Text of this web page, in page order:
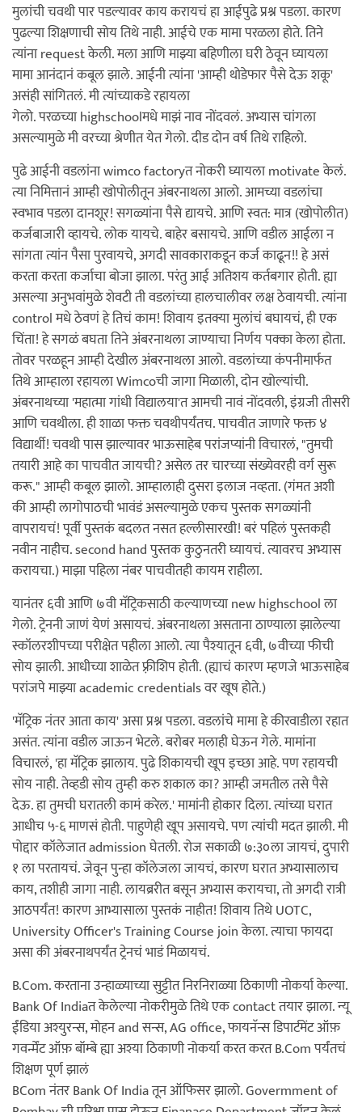
मुलांची चवथी पार पडल्यावर काय करायचं हा आईपुढे प्रश्न पडला. कारण
पुढल्या शिक्षणाची सोय तिथे नाही. आईचे एक मामा परळला होते. तिने
त्यांना request केली. मला आणि माझ्या बहिणीला घरी ठेवून घ्यायला
मामा आनंदानं कबूल झाले. आईनी त्यांना 'आम्ही थोडेफार पैसे देऊ शकू'
असंही सांगितलं. मी त्यांच्याकडे रहायला
गेलो. परळच्या highschoolमधे माझं नाव नोंदवलं. अभ्यास चांगला
असल्यामुळे मी वरच्या श्रेणीत येत गेलो. दीड दोन वर्ष तिथे राहिलो.
पुढे आईनी वडलांना wimco factoryत नोकरी घ्यायला motivate केलं.
त्या निमित्तानं आम्ही खोपोलीतून अंबरनाथला आलो. आमच्या वडलांचा
स्वभाव पडला दानशूर! सगळ्यांना पैसे द्यायचे. आणि स्वत: मात्र (खोपोलीत)
कर्जबाजारी व्हायचे. लोक यायचे. बाहेर बसायचे. आणि वडील आईला न
सांगता त्यांन पैसा पुरवायचे, अगदी सावकाराकडून कर्ज काढून!! हे असं
करता करता कर्जाचा बोजा झाला. परंतु आई अतिशय कर्तबगार होती. ह्या
असल्या अनुभवांमुळे शेवटी ती वडलांच्या हालचालीवर लक्ष ठेवायची. त्यांना
control मधे ठेवणं हे तिचं काम! शिवाय इतक्या मुलांचं बघायचं, ही एक
चिंता! हे सगळं बघता तिने अंबरनाथला जाण्याचा निर्णय पक्का केला होता.
तोवर परळहून आम्ही देखील अंबरनाथला आलो. वडलांच्या कंपनीमार्फत
तिथे आम्हाला रहायला Wimcoची जागा मिळाली, दोन खोल्यांची.
अंबरनाथच्या 'महात्मा गांधी विद्यालया'त आमची नावं नोंदवली, इंग्रजी तीसरी
आणि चवथीला. ही शाळा फक्त चवथीपर्यंतच. पाचवीत जाणारे फक्त ४
विद्यार्थी! चवथी पास झाल्यावर भाऊसाहेब परांजप्यांनी विचारलं, "तुमची
तयारी आहे का पाचवीत जायची? असेल तर चारच्या संख्येवरही वर्ग सुरू
करू." आम्ही कबूल झालो. आम्हालाही दुसरा इलाज नव्हता. (गंमत अशी
की आम्ही लागोपाठची भावंडं असल्यामुळे एकच पुस्तक सगळ्यांनी
वापरायचं! पूर्वी पुस्तकं बदलत नसत हल्लीसारखी! बरं पहिलं पुस्तकही
नवीन नाहीच. second hand पुस्तक कुठुनतरी घ्यायचं. त्यावरच अभ्यास
करायचा.) माझा पहिला नंबर पाचवीतही कायम राहीला.
यानंतर ६वी आणि ७वी मॅट्रिकसाठी कल्याणच्या new highschool ला
गेलो. ट्रेननी जाणं येणं असायचं. अंबरनाथला असताना ठाण्याला झालेल्या
स्कॉलरशीपच्या परीक्षेत पहीला आलो. त्या पैश्यातून ६वी, ७वीच्या फीची
सोय झाली. आधीच्या शाळेत फ़्रीशिप होती. (ह्याचं कारण म्हणजे भाऊसाहेब
परांजपे माझ्या academic credentials वर खूष होते.)
'मॅट्रिक नंतर आता काय' असा प्रश्न पडला. वडलांचे मामा हे कीरवाडीला रहात
असंत. त्यांना वडील जाऊन भेटले. बरोबर मलाही घेऊन गेले. मामांना
विचारलं, 'हा मॅट्रिक झालाय. पुढे शिकायची खूप इच्छा आहे. पण रहायची
सोय नाही. तेव्हडी सोय तुम्ही करु शकाल का? आम्ही जमतील तसे पैसे
देऊ. हा तुमची घरातली कामं करेल.' मामांनी होकार दिला. त्यांच्या घरात
आधीच ५-६ माणसं होती. पाहुणेही खूप असायचे. पण त्यांची मदत झाली. मी
पोद्दार कॉलेजात admission घेतली. रोज सकाळी ७:३०ला जायचं, दुपारी
१ ला परतायचं. जेवून पुन्हा कॉलेजला जायचं, कारण घरात अभ्यासालाच
काय, तशीही जागा नाही. लायब्ररीत बसून अभ्यास करायचा, तो अगदी रात्री
आठपर्यंत! कारण आभ्यासाला पुस्तकं नाहीत! शिवाय तिथे UOTC,
University Officer's Training Course join केला. त्याचा फायदा
असा की अंबरनाथपर्यंत ट्रेनचं भाडं मिळायचं.
B.Com. करताना उन्हाळ्याच्या सुट्टीत निरनिराळ्या ठिकाणी नोकर्या केल्या.
Bank Of Indiaत केलेल्या नोकरीमुळे तिथे एक contact तयार झाला. न्यू
ईंडिया अश्युरन्स, मोहन and सन्स, AG office, फायनॅन्स डिपार्टमेंट ऑफ़
गवर्न्मेंट ऑफ़ बॉम्बे ह्या अश्या ठिकाणी नोकर्या करत करत B.Com पर्यंतचं
शिक्षण पूर्ण झालं
BCom नंतर Bank Of India तून ऑफिसर झालो. Govermment of